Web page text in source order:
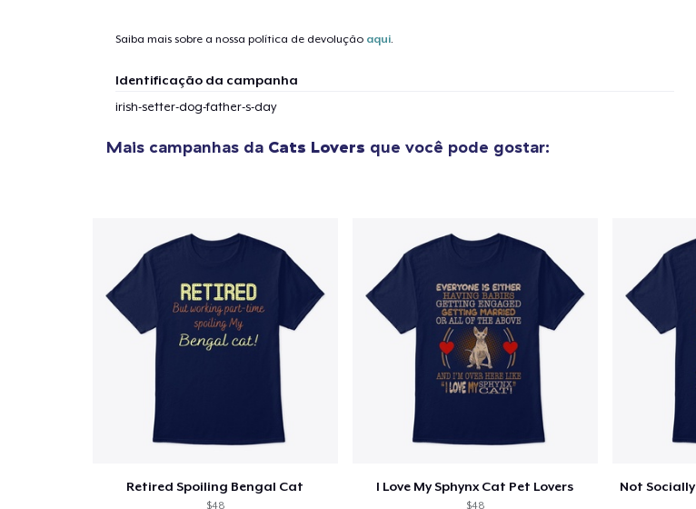
Saiba mais sobre a nossa política de devolução aqui.
Identificação da campanha
irish-setter-dog-father-s-day
Mais campanhas da Cats Lovers que você pode gostar:
Retired Spoiling Bengal Cat
$48
I Love My Sphynx Cat Pet Lovers
$48
Unisex Classic Pullover Hoodie
US$ 38,99
Classic Crew Neck T-Shirt
US$ 21,99
Unisex Premium Pullover Hoodie
Triblend Tee